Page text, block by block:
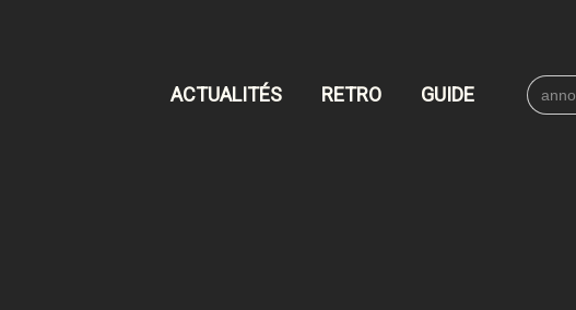
ACTUALITÉS RETRO GUIDE
Search
for: